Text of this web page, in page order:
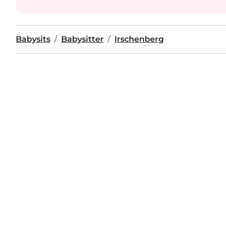
Babysits Babysitter Irschenberg